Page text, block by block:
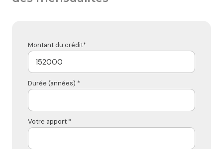
Montant du crédit*
Durée (années) *
Votre apport *